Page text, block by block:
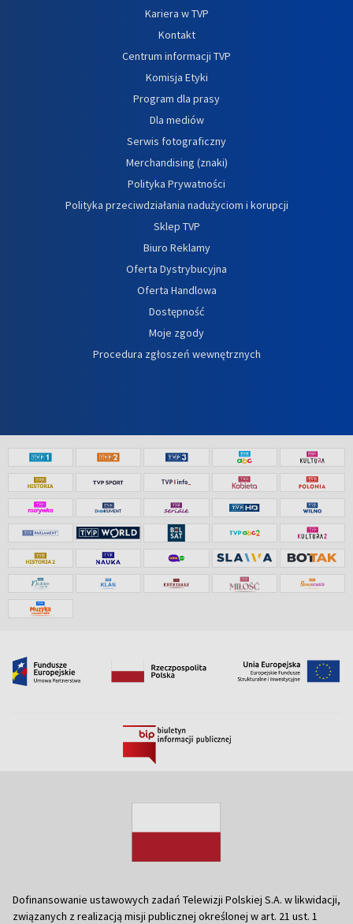
Kariera w TVP
Kontakt
Centrum informacji TVP
Komisja Etyki
Program dla prasy
Dla mediów
Serwis fotograficzny
Merchandising (znaki)
Polityka Prywatności
Polityka przeciwdziałania nadużyciom i korupcji
Sklep TVP
Biuro Reklamy
Oferta Dystrybucyjna
Oferta Handlowa
Dostępność
Moje zgody
Procedura zgłoszeń wewnętrznych
Dofinansowanie ustawowych zadań Telewizji Polskiej S.A. w likwidacji,
związanych z realizacją misji publicznej określonej w art. 21 ust. 1